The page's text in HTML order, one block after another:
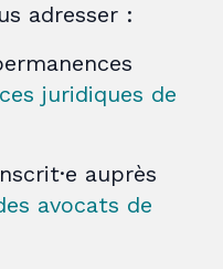
adresser :
juridiques de
auprès
avocats de